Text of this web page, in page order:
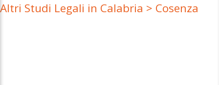
Altri Studi Legali in Calabria > Cosenza